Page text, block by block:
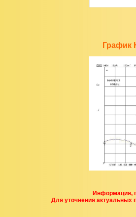
График
Информация,
Для уточнения актуальных